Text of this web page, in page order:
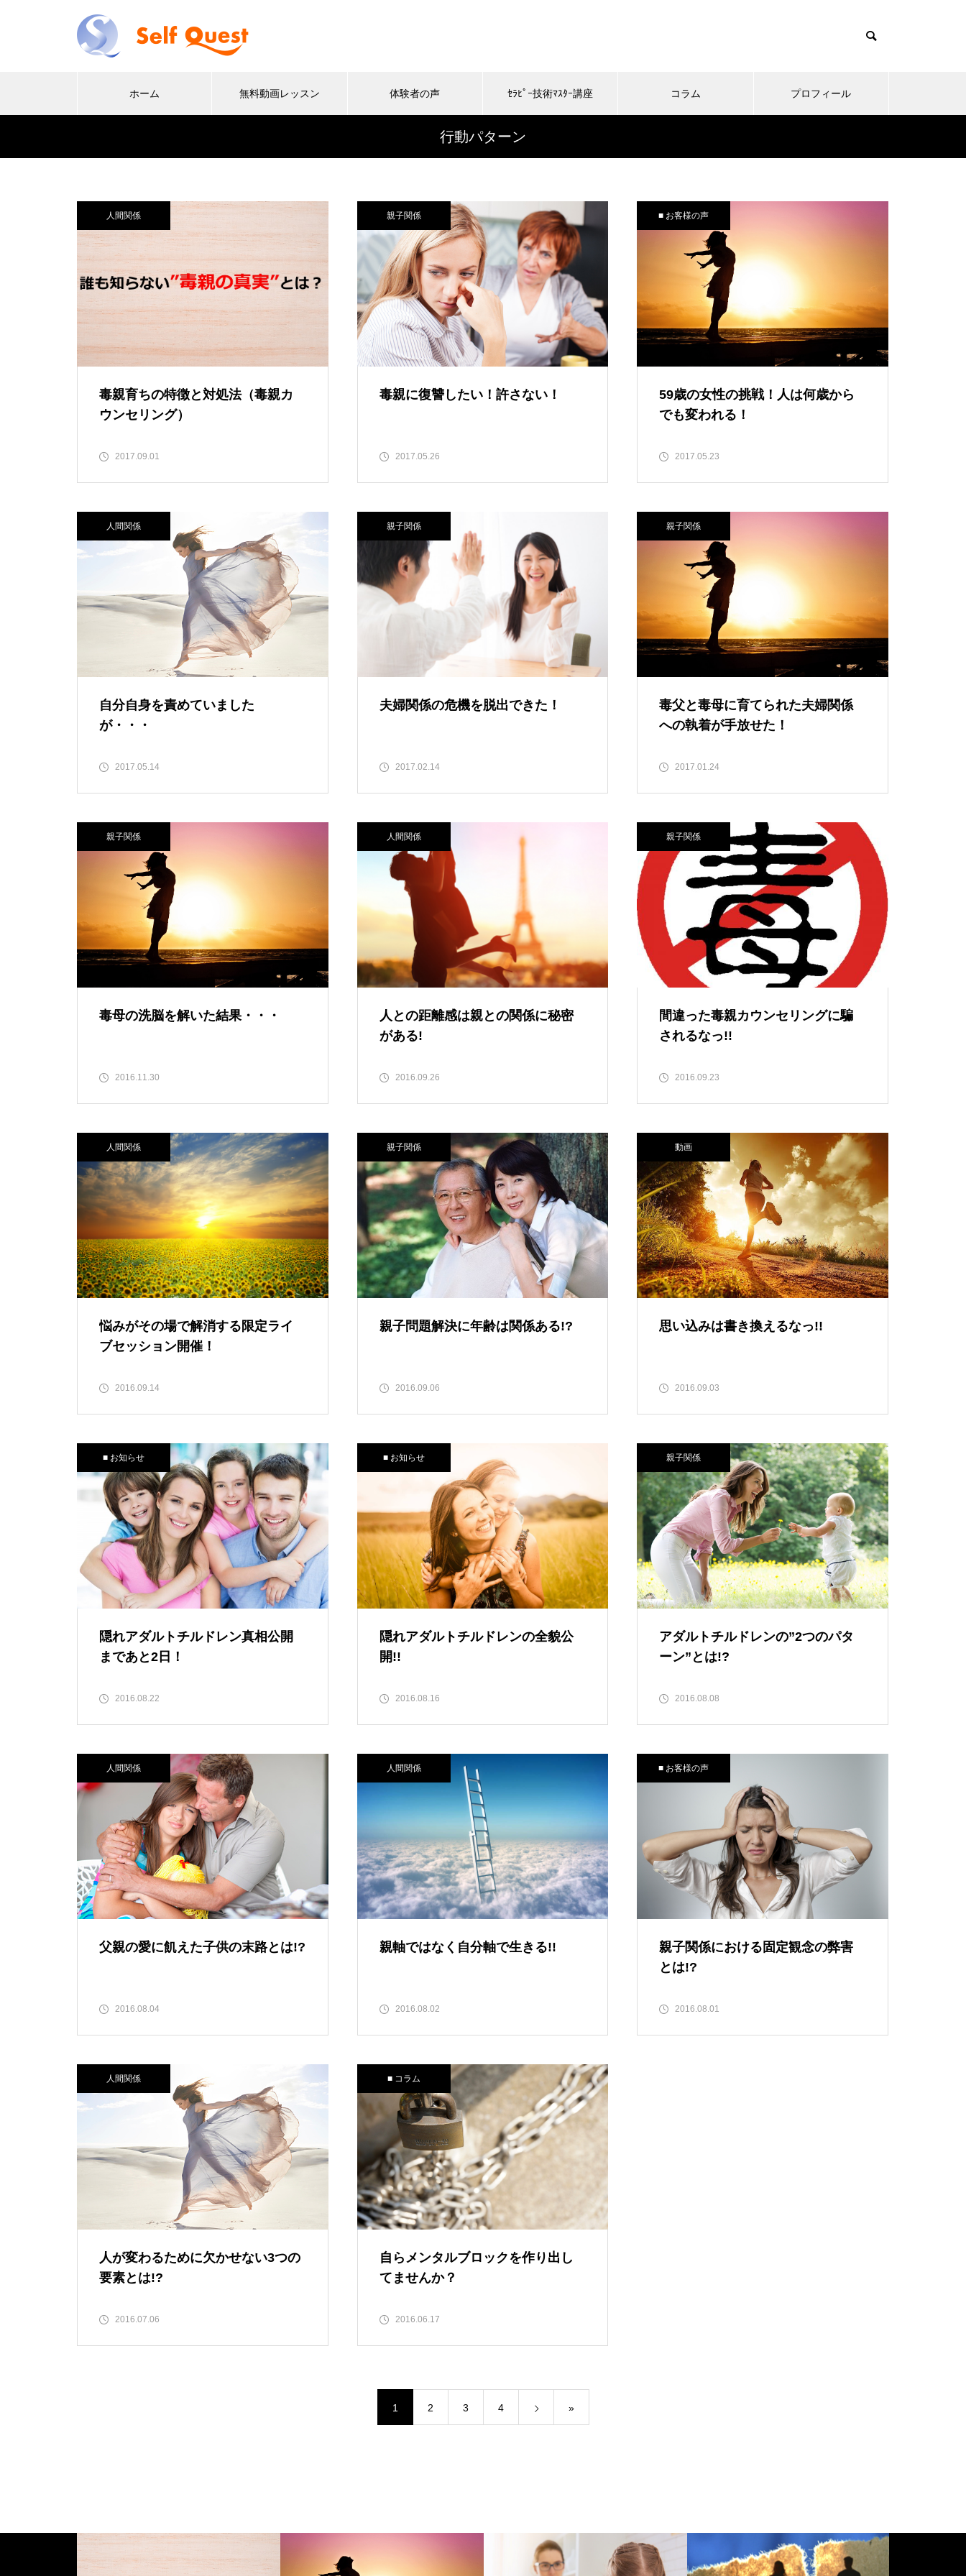
ホーム 無料動画レッスン 体験者の声 ｾﾗﾋﾟｰ技術ﾏｽﾀｰ講座 コラム プロフィール
行動パターン
人間関係
毒親育ちの特徴と対処法（毒親カ
ウンセリング）
2017.09.01
親子関係
毒親に復讐したい！許さない！
2017.05.26
■ お客様の声
59歳の女性の挑戦！人は何歳から
でも変われる！
2017.05.23
人間関係
自分自身を責めていました
が・・・
2017.05.14
親子関係
夫婦関係の危機を脱出できた！
2017.02.14
親子関係
毒父と毒母に育てられた夫婦関係
への執着が手放せた！
2017.01.24
親子関係
毒母の洗脳を解いた結果・・・
2016.11.30
人間関係
人との距離感は親との関係に秘密
がある!
2016.09.26
親子関係
間違った毒親カウンセリングに騙
されるなっ!!
2016.09.23
人間関係
悩みがその場で解消する限定ライ
ブセッション開催！
2016.09.14
親子関係
親子問題解決に年齢は関係ある!?
2016.09.06
動画
思い込みは書き換えるなっ!!
2016.09.03
■ お知らせ
隠れアダルトチルドレン真相公開
まであと2日！
2016.08.22
■ お知らせ
隠れアダルトチルドレンの全貌公
開!!
2016.08.16
親子関係
アダルトチルドレンの”2つのパタ
ーン”とは!?
2016.08.08
人間関係
父親の愛に飢えた子供の末路とは!?
2016.08.04
人間関係
親軸ではなく自分軸で生きる!!
2016.08.02
■ お客様の声
親子関係における固定観念の弊害
とは!?
2016.08.01
人間関係
人が変わるために欠かせない3つの
要素とは!?
2016.07.06
■ コラム
自らメンタルブロックを作り出し
てませんか？
2016.06.17
1 2 3 4 »